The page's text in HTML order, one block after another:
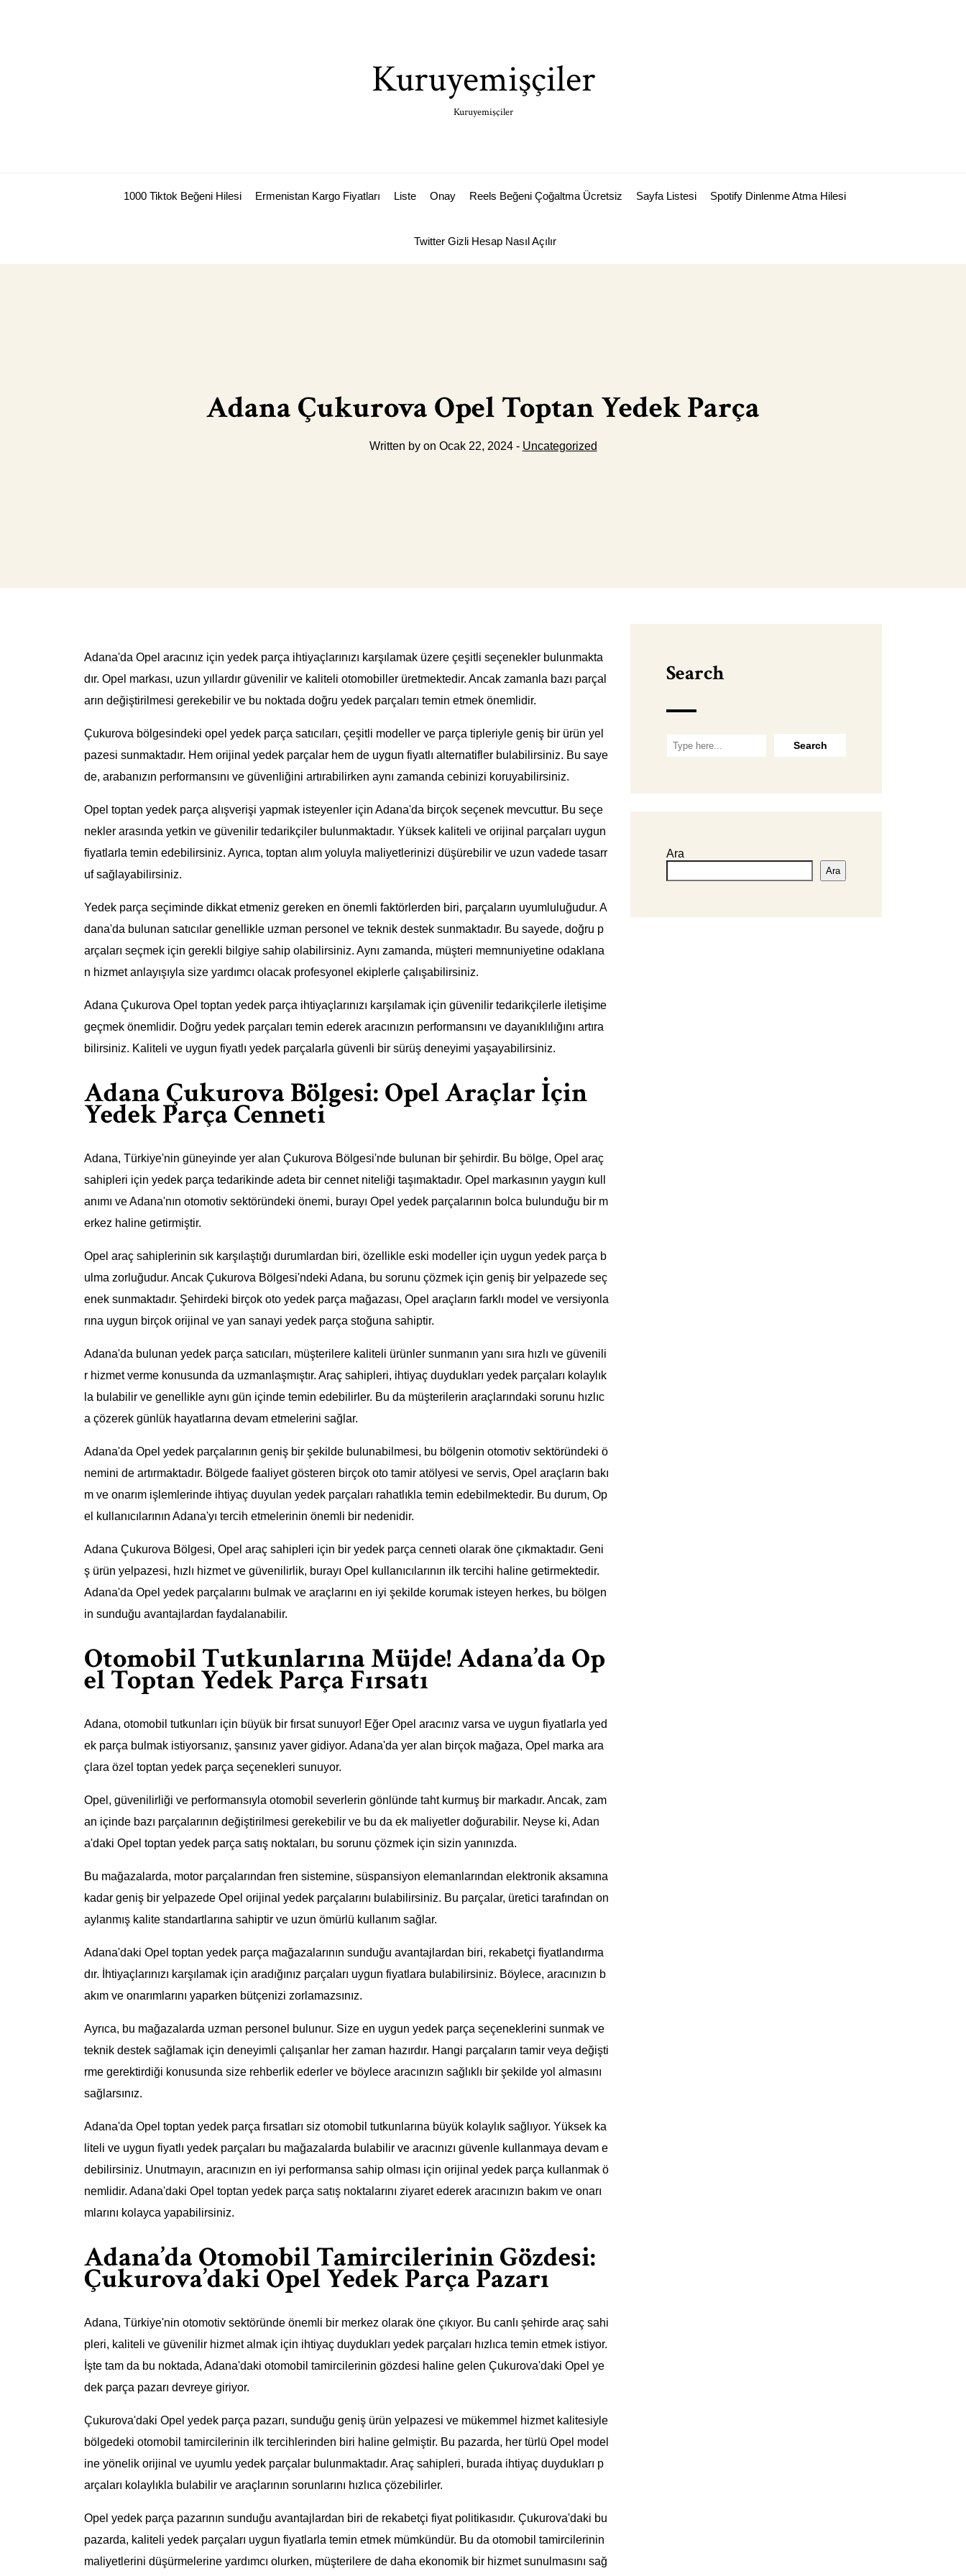
Kuruyemişçiler
Kuruyemişçiler
1000 Tiktok Beğeni Hilesi Ermenistan Kargo Fiyatları Liste Onay Reels Beğeni Çoğaltma Ücretsiz Sayfa Listesi Spotify Dinlenme Atma Hilesi
Twitter Gizli Hesap Nasıl Açılır
Adana Çukurova Opel Toptan Yedek Parça
Written by on Ocak 22, 2024 - Uncategorized
Adana'da Opel aracınız için yedek parça ihtiyaçlarınızı karşılamak üzere çeşitli seçenekler bulunmakta
dır. Opel markası, uzun yıllardır güvenilir ve kaliteli otomobiller üretmektedir. Ancak zamanla bazı parçal
arın değiştirilmesi gerekebilir ve bu noktada doğru yedek parçaları temin etmek önemlidir.
Çukurova bölgesindeki opel yedek parça satıcıları, çeşitli modeller ve parça tipleriyle geniş bir ürün yel
pazesi sunmaktadır. Hem orijinal yedek parçalar hem de uygun fiyatlı alternatifler bulabilirsiniz. Bu saye
de, arabanızın performansını ve güvenliğini artırabilirken aynı zamanda cebinizi koruyabilirsiniz.
Opel toptan yedek parça alışverişi yapmak isteyenler için Adana'da birçok seçenek mevcuttur. Bu seçe
nekler arasında yetkin ve güvenilir tedarikçiler bulunmaktadır. Yüksek kaliteli ve orijinal parçaları uygun
fiyatlarla temin edebilirsiniz. Ayrıca, toptan alım yoluyla maliyetlerinizi düşürebilir ve uzun vadede tasarr
uf sağlayabilirsiniz.
Yedek parça seçiminde dikkat etmeniz gereken en önemli faktörlerden biri, parçaların uyumluluğudur. A
dana'da bulunan satıcılar genellikle uzman personel ve teknik destek sunmaktadır. Bu sayede, doğru p
arçaları seçmek için gerekli bilgiye sahip olabilirsiniz. Aynı zamanda, müşteri memnuniyetine odaklana
n hizmet anlayışıyla size yardımcı olacak profesyonel ekiplerle çalışabilirsiniz.
Adana Çukurova Opel toptan yedek parça ihtiyaçlarınızı karşılamak için güvenilir tedarikçilerle iletişime
geçmek önemlidir. Doğru yedek parçaları temin ederek aracınızın performansını ve dayanıklılığını artıra
bilirsiniz. Kaliteli ve uygun fiyatlı yedek parçalarla güvenli bir sürüş deneyimi yaşayabilirsiniz.
Adana Çukurova Bölgesi: Opel Araçlar İçin
Yedek Parça Cenneti
Adana, Türkiye'nin güneyinde yer alan Çukurova Bölgesi'nde bulunan bir şehirdir. Bu bölge, Opel araç
sahipleri için yedek parça tedarikinde adeta bir cennet niteliği taşımaktadır. Opel markasının yaygın kull
anımı ve Adana'nın otomotiv sektöründeki önemi, burayı Opel yedek parçalarının bolca bulunduğu bir m
erkez haline getirmiştir.
Opel araç sahiplerinin sık karşılaştığı durumlardan biri, özellikle eski modeller için uygun yedek parça b
ulma zorluğudur. Ancak Çukurova Bölgesi'ndeki Adana, bu sorunu çözmek için geniş bir yelpazede seç
enek sunmaktadır. Şehirdeki birçok oto yedek parça mağazası, Opel araçların farklı model ve versiyonla
rına uygun birçok orijinal ve yan sanayi yedek parça stoğuna sahiptir.
Adana'da bulunan yedek parça satıcıları, müşterilere kaliteli ürünler sunmanın yanı sıra hızlı ve güvenili
r hizmet verme konusunda da uzmanlaşmıştır. Araç sahipleri, ihtiyaç duydukları yedek parçaları kolaylık
la bulabilir ve genellikle aynı gün içinde temin edebilirler. Bu da müşterilerin araçlarındaki sorunu hızlıc
a çözerek günlük hayatlarına devam etmelerini sağlar.
Adana'da Opel yedek parçalarının geniş bir şekilde bulunabilmesi, bu bölgenin otomotiv sektöründeki ö
nemini de artırmaktadır. Bölgede faaliyet gösteren birçok oto tamir atölyesi ve servis, Opel araçların bakı
m ve onarım işlemlerinde ihtiyaç duyulan yedek parçaları rahatlıkla temin edebilmektedir. Bu durum, Op
el kullanıcılarının Adana'yı tercih etmelerinin önemli bir nedenidir.
Adana Çukurova Bölgesi, Opel araç sahipleri için bir yedek parça cenneti olarak öne çıkmaktadır. Geni
ş ürün yelpazesi, hızlı hizmet ve güvenilirlik, burayı Opel kullanıcılarının ilk tercihi haline getirmektedir.
Adana'da Opel yedek parçalarını bulmak ve araçlarını en iyi şekilde korumak isteyen herkes, bu bölgen
in sunduğu avantajlardan faydalanabilir.
Otomobil Tutkunlarına Müjde! Adana’da Op
el Toptan Yedek Parça Fırsatı
Adana, otomobil tutkunları için büyük bir fırsat sunuyor! Eğer Opel aracınız varsa ve uygun fiyatlarla yed
ek parça bulmak istiyorsanız, şansınız yaver gidiyor. Adana'da yer alan birçok mağaza, Opel marka ara
çlara özel toptan yedek parça seçenekleri sunuyor.
Opel, güvenilirliği ve performansıyla otomobil severlerin gönlünde taht kurmuş bir markadır. Ancak, zam
an içinde bazı parçalarının değiştirilmesi gerekebilir ve bu da ek maliyetler doğurabilir. Neyse ki, Adan
a'daki Opel toptan yedek parça satış noktaları, bu sorunu çözmek için sizin yanınızda.
Bu mağazalarda, motor parçalarından fren sistemine, süspansiyon elemanlarından elektronik aksamına
kadar geniş bir yelpazede Opel orijinal yedek parçalarını bulabilirsiniz. Bu parçalar, üretici tarafından on
aylanmış kalite standartlarına sahiptir ve uzun ömürlü kullanım sağlar.
Adana'daki Opel toptan yedek parça mağazalarının sunduğu avantajlardan biri, rekabetçi fiyatlandırma
dır. İhtiyaçlarınızı karşılamak için aradığınız parçaları uygun fiyatlara bulabilirsiniz. Böylece, aracınızın b
akım ve onarımlarını yaparken bütçenizi zorlamazsınız.
Ayrıca, bu mağazalarda uzman personel bulunur. Size en uygun yedek parça seçeneklerini sunmak ve
teknik destek sağlamak için deneyimli çalışanlar her zaman hazırdır. Hangi parçaların tamir veya değişti
rme gerektirdiği konusunda size rehberlik ederler ve böylece aracınızın sağlıklı bir şekilde yol almasını
sağlarsınız.
Adana'da Opel toptan yedek parça fırsatları siz otomobil tutkunlarına büyük kolaylık sağlıyor. Yüksek ka
liteli ve uygun fiyatlı yedek parçaları bu mağazalarda bulabilir ve aracınızı güvenle kullanmaya devam e
debilirsiniz. Unutmayın, aracınızın en iyi performansa sahip olması için orijinal yedek parça kullanmak ö
nemlidir. Adana'daki Opel toptan yedek parça satış noktalarını ziyaret ederek aracınızın bakım ve onarı
mlarını kolayca yapabilirsiniz.
Adana’da Otomobil Tamircilerinin Gözdesi:
Çukurova’daki Opel Yedek Parça Pazarı
Adana, Türkiye'nin otomotiv sektöründe önemli bir merkez olarak öne çıkıyor. Bu canlı şehirde araç sahi
pleri, kaliteli ve güvenilir hizmet almak için ihtiyaç duydukları yedek parçaları hızlıca temin etmek istiyor.
İşte tam da bu noktada, Adana'daki otomobil tamircilerinin gözdesi haline gelen Çukurova'daki Opel ye
dek parça pazarı devreye giriyor.
Çukurova'daki Opel yedek parça pazarı, sunduğu geniş ürün yelpazesi ve mükemmel hizmet kalitesiyle
bölgedeki otomobil tamircilerinin ilk tercihlerinden biri haline gelmiştir. Bu pazarda, her türlü Opel model
ine yönelik orijinal ve uyumlu yedek parçalar bulunmaktadır. Araç sahipleri, burada ihtiyaç duydukları p
arçaları kolaylıkla bulabilir ve araçlarının sorunlarını hızlıca çözebilirler.
Opel yedek parça pazarının sunduğu avantajlardan biri de rekabetçi fiyat politikasıdır. Çukurova'daki bu
pazarda, kaliteli yedek parçaları uygun fiyatlarla temin etmek mümkündür. Bu da otomobil tamircilerinin
maliyetlerini düşürmelerine yardımcı olurken, müşterilere de daha ekonomik bir hizmet sunulmasını sağ
Search
Ara
Ara